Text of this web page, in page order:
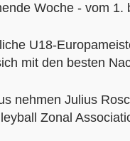
Woche - vom
U18-
mit den besten
nehmen Julius
Zonal